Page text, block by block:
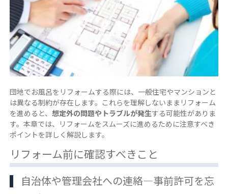
団地でお風呂をリフォームする際には、一般住宅やマンションと
は異なる制約が存在します。これらを理解しないままリフォーム
を進めると、 想定外の問題やトラブルが発生する可能性がありま
す。本章では、リフォームをスムーズに進めるために注意すべき
ポイントを詳しく解説します。
リフォーム前に確認すべきこと
自治体や管理会社への連絡―事前許可を忘